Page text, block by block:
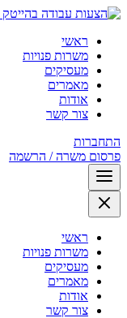
ראשי
משרות פנויות
מעסיקים
מאמרים
אודות
צור קשר
התחברות
פרסום משרה / הרשמה
ראשי
משרות פנויות
מעסיקים
מאמרים
אודות
צור קשר